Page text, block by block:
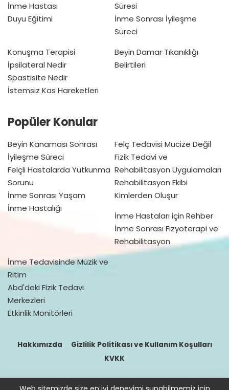
İnme Hastası
Duyu Eğitimi
Süresi
İnme Sonrası İyileşme
Süreci
Konuşma Terapisi
İpsilateral Nedir
Spastisite Nedir
İstemsiz Kas Hareketleri
Beyin Damar Tıkanıklığı
Belirtileri
Popüler Konular
Beyin Kanaması Sonrası
İyileşme Süreci
Felçli Hastalarda Yutkunma
Sorunu
İnme Sonrası Yaşam
İnme Hastalığı
Felç Tedavisi Mucize Değil
Fizik Tedavi ve
Rehabilitasyon Uygulamaları
Rehabilitasyon Ekibi
Kimlerden Oluşur
İnme Hastaları için Rehber
İnme Sonrası Fizyoterapi ve
Rehabilitasyon
İnme Tedavisinde Müzik ve
Ritim
Abd'deki Fizik Tedavi
Merkezleri
Etkinlik Monitörleri
Hakkımızda
Gizlilik Politikası ve Kullanım Koşulları
KVKK